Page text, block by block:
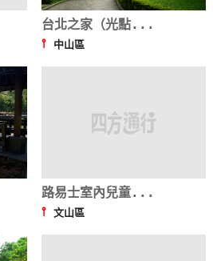
台北之家（光點...
⫯ 中山區
路易士室內兒童...
⫯ 文山區